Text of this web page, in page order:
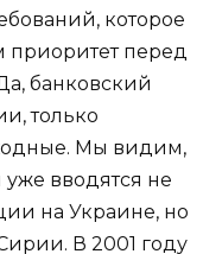
которое
приоритет перед
банковский
только
Мы видим,
вводятся не
на Украине, но
В 2001 году